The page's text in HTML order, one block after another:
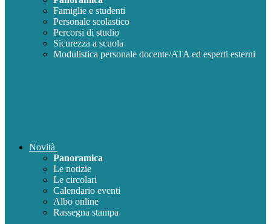
Famiglie e studenti
Personale scolastico
Percorsi di studio
Sicurezza a scuola
Modulistica personale docente/ATA ed esperti esterni
Novità
Panoramica
Le notizie
Le circolari
Calendario eventi
Albo online
Rassegna stampa